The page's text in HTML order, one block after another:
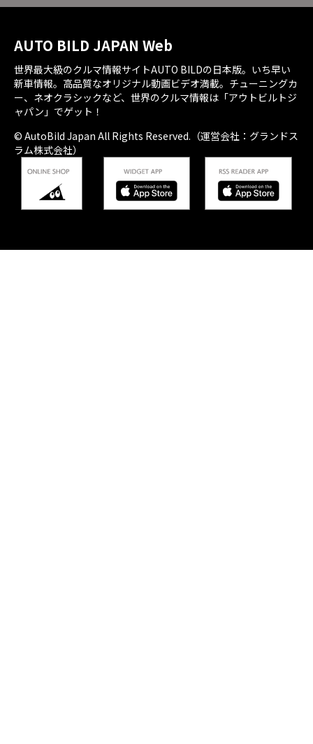
AUTO BILD JAPAN Web
世界最大級のクルマ情報サイトAUTO BILDの日本版。いち早い
新車情報。高品質なオリジナル動画ビデオ満載。チューニングカ
ー、ネオクラシックなど、世界のクルマ情報は「アウトビルトジ
ャパン」でゲット！
© AutoBild Japan All Rights Reserved.（運営会社：グランドス
ラム株式会社）